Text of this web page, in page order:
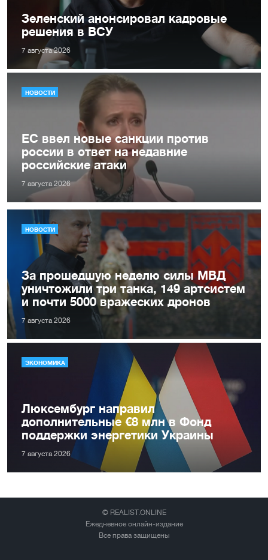
Зеленский анонсировал кадровые
решения в ВСУ
7 августа 2026
НОВОСТИ
ЕС ввел новые санкции против
россии в ответ на недавние
российские атаки
7 августа 2026
НОВОСТИ
За прошедшую неделю силы МВД
уничтожили три танка, 149 артсистем
и почти 5000 вражеских дронов
7 августа 2026
ЭКОНОМИКА
Люксембург направил
дополнительные €8 млн в Фонд
поддержки энергетики Украины
7 августа 2026
© REALIST.ONLINE
Ежедневное онлайн-издание
Все права защищены